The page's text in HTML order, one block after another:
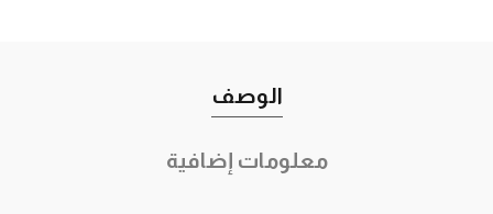
الوصف
معلومات إضافية